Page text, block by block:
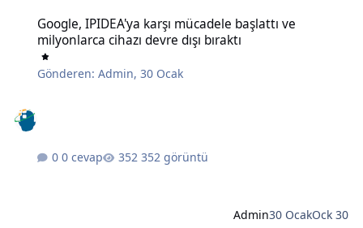
Google, IPIDEA'ya karşı mücadele başlattı ve
milyonlarca cihazı devre dışı bıraktı
Gönderen:Admin,30 Ocak
0 cevap 352 görüntü
Admin30 OcakOck 30